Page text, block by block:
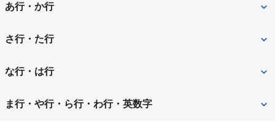
あ行・か行
池田市
泉佐野市
さ行・た行
堺市
堺市堺区 堺市中区
な行・は行
寝屋川市 羽曳野市
ま行・や行・ら行・わ行・英数字